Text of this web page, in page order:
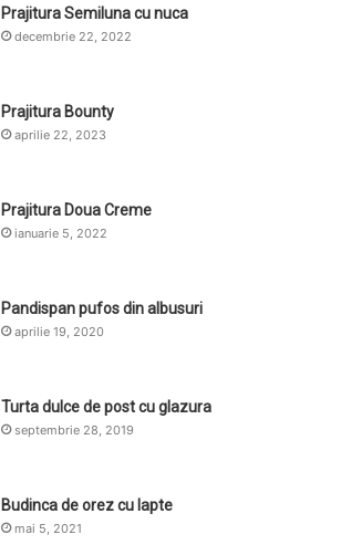
Prajitura Semiluna cu nuca
decembrie 22, 2022
Prajitura Bounty
aprilie 22, 2023
Prajitura Doua Creme
ianuarie 5, 2022
Pandispan pufos din albusuri
aprilie 19, 2020
Turta dulce de post cu glazura
septembrie 28, 2019
Budinca de orez cu lapte
mai 5, 2021